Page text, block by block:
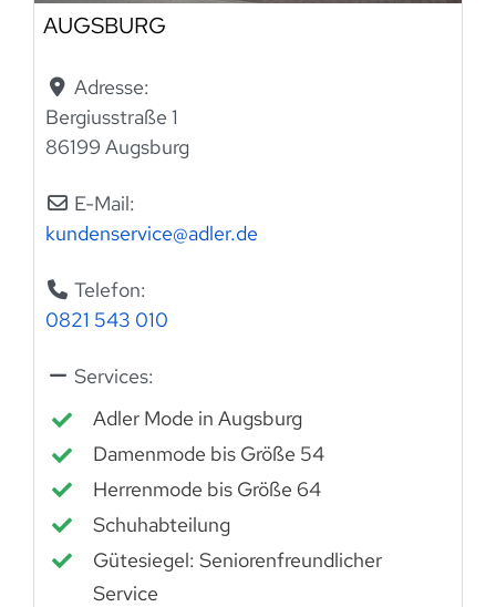
AUGSBURG
Adresse:
Bergiusstraße 1
86199 Augsburg
E-Mail:
kundenservice@adler.de
Telefon:
0821 543 010
Services:
Adler Mode in Augsburg
Damenmode bis Größe 54
Herrenmode bis Größe 64
Schuhabteilung
Gütesiegel: Seniorenfreundlicher
Service